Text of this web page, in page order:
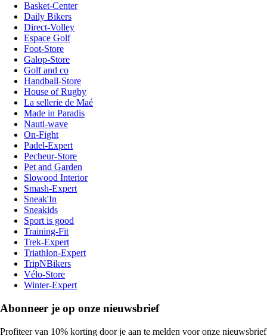
Basket-Center
Daily Bikers
Direct-Volley
Espace Golf
Foot-Store
Galop-Store
Golf and co
Handball-Store
House of Rugby
La sellerie de Maé
Made in Paradis
Nauti-wave
On-Fight
Padel-Expert
Pecheur-Store
Pet and Garden
Slowood Interior
Smash-Expert
Sneak'In
Sneakids
Sport is good
Training-Fit
Trek-Expert
Triathlon-Expert
TripNBikers
Vélo-Store
Winter-Expert
Abonneer je op onze nieuwsbrief
Profiteer van 10% korting door je aan te melden voor onze nieuwsbrief